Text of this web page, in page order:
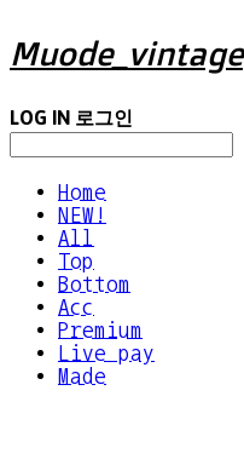
Muode_vintage
LOG IN 로그인
Home
NEW!
All
Top
Bottom
Acc
Premium
Live pay
Made